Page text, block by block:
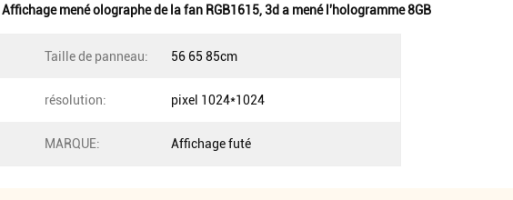
Affichage mené olographe de la fan RGB1615,3d a mené l'hologramme 8GB
Taille de panneau: 56 65 85cm
résolution: pixel 1024*1024
MARQUE: Affichage futé